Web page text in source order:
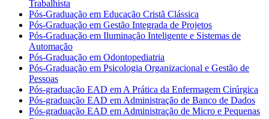
Trabalhista
Pós-Graduação em Educação Cristã Clássica
Pós-Graduação em Gestão Integrada de Projetos
Pós-Graduação em Iluminação Inteligente e Sistemas de
Automação
Pós-Graduação em Odontopediatria
Pós-Graduação em Psicologia Organizacional e Gestão de
Pessoas
Pós-graduação EAD em A Prática da Enfermagem Cirúrgica
Pós-graduação EAD em Administração de Banco de Dados
Pós-graduação EAD em Administração de Micro e Pequenas